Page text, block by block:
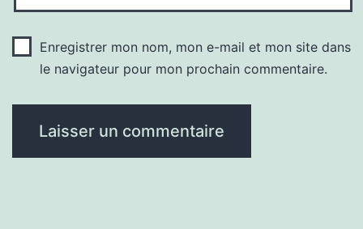
Enregistrer mon nom, mon e-mail et mon site dans
le navigateur pour mon prochain commentaire.